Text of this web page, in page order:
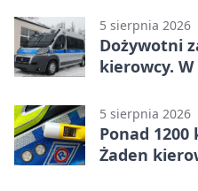
5 sierpnia 2026
Dożywotni
kierowcy.
5 sierpnia 2026
Ponad 1200
Żaden